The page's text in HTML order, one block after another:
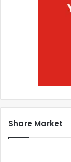
Share Market